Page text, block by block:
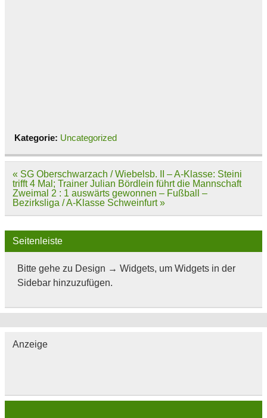
Kategorie: Uncategorized
Beitragsnavigation
« SG Oberschwarzach / Wiebelsb. II – A-Klasse: Steini
trifft 4 Mal; Trainer Julian Bördlein führt die Mannschaft
Zweimal 2 : 1 auswärts gewonnen – Fußball –
Bezirksliga / A-Klasse Schweinfurt »
Seitenleiste
Bitte gehe zu Design → Widgets, um Widgets in der
Sidebar hinzuzufügen.
Anzeige